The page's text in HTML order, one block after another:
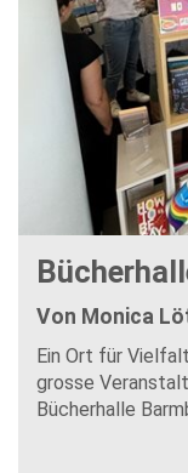
Von Monica
Ein Ort für
grosse
Bücherhalle